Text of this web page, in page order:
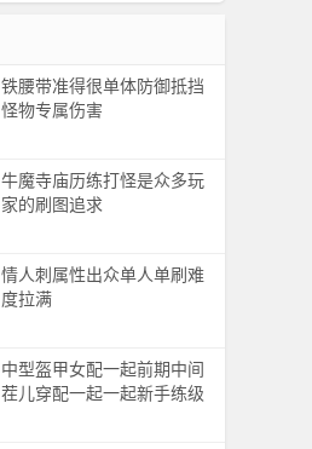
铁腰带准得很单体防御抵挡
怪物专属伤害
牛魔寺庙历练打怪是众多玩
家的刷图追求
情人刺属性出众单人单刷难
度拉满
中型盔甲女配一起前期中间
茬儿穿配一起一起新手练级